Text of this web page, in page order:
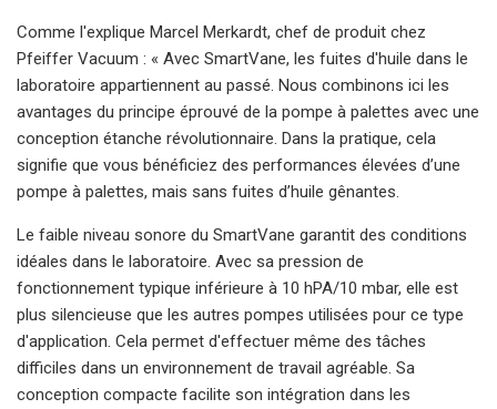
Comme l'explique Marcel Merkardt, chef de produit chez
Pfeiffer Vacuum : « Avec SmartVane, les fuites d'huile dans le
laboratoire appartiennent au passé. Nous combinons ici les
avantages du principe éprouvé de la pompe à palettes avec une
conception étanche révolutionnaire. Dans la pratique, cela
signifie que vous bénéficiez des performances élevées d’une
pompe à palettes, mais sans fuites d’huile gênantes.
Le faible niveau sonore du SmartVane garantit des conditions
idéales dans le laboratoire. Avec sa pression de
fonctionnement typique inférieure à 10 hPA/10 mbar, elle est
plus silencieuse que les autres pompes utilisées pour ce type
d'application. Cela permet d'effectuer même des tâches
difficiles dans un environnement de travail agréable. Sa
conception compacte facilite son intégration dans les